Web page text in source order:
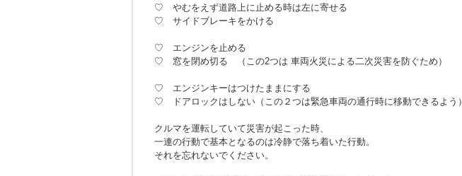
♡ やむをえず道路上に止める時は左に寄せる
♡ サイドブレーキをかける
♡ エンジンを止める
♡ 窓を閉め切る （この2つは 車両火災による二次災害を防ぐため）
♡ エンジンキーはつけたままにする
♡ ドアロックはしない（この２つは緊急車両の通行時に移動できるよう）
クルマを運転していて災害が起こった時、
一連の行動で基本となるのは冷静で落ち着いた行動。
それを忘れないでください。